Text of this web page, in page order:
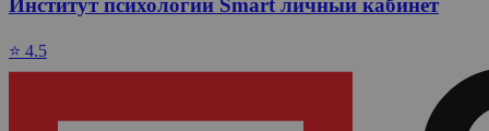
Институт психологии Smart личный кабинет
⭐ 4.5